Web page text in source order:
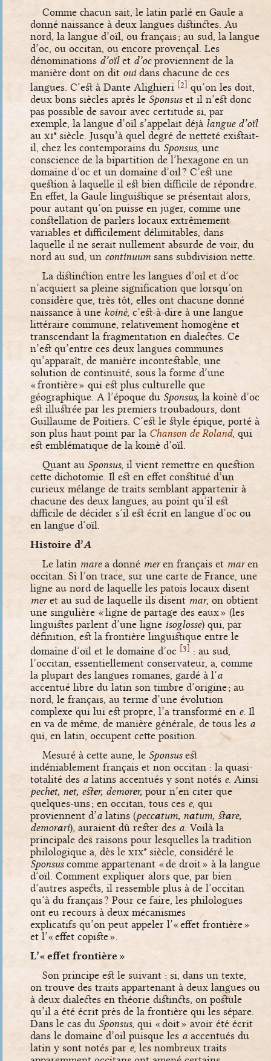
Comme chacun sait, le latin parlé en Gaule a
donné naissance à deux langues distinctes. Au
nord, la langue d’oïl, ou français ; au sud, la langue
d’oc, ou occitan, ou encore provençal. Les
dénominations d’oïlet d’ocproviennent de la
manière dont on dit ouidans chacune de ces
langues. C’est à Dante Alighieri [2] qu’on les doit,
deux bons siècles après le Sponsuset il n’est donc
pas possible de savoir avec certitude si, par
exemple, la langue d’oïl s’appelait déjà langue d’oïl
au xie siècle. Jusqu’à quel degré de netteté existait-
il, chez les contemporains du Sponsus, une
conscience de la bipartition de l’hexagone en un
domaine d’oc et un domaine d’oïl ? C’est une
question à laquelle il est bien difficile de répondre.
En effet, la Gaule linguistique se présentait alors,
pour autant qu’on puisse en juger, comme une
constellation de parlers locaux extrêmement
variables et difficilement délimitables, dans
laquelle il ne serait nullement absurde de voir, du
nord au sud, un continuum sans subdivision nette.
La distinction entre les langues d’oïl et d’oc
n’acquiert sa pleine signification que lorsqu’on
considère que, très tôt, elles ont chacune donné
naissance à une koinè, c’est-à-dire à une langue
littéraire commune, relativement homogène et
transcendant la fragmentation en dialectes. Ce
n’est qu’entre ces deux langues communes
qu’apparaît, de manière incontestable, une
solution de continuité, sous la forme d’une
« frontière » qui est plus culturelle que
géographique. A l’époque du Sponsus,la koinè d’oc
est illustrée par les premiers troubadours, dont
Guillaume de Poitiers. C’est le style épique, porté à
son plus haut point par la Chanson de Roland, qui
est emblématique de la koinè d’oïl.
Quant au Sponsus, il vient remettre en question
cette dichotomie. Il est en effet constitué d’un
curieux mélange de traits semblant appartenir à
chacune des deux langues, au point qu’il est
difficile de décider s’il est écrit en langue d’oc ou
en langue d’oïl.
Histoire d’A
Le latin marea donné meren français et maren
occitan. Si l’on trace, sur une carte de France, une
ligne au nord de laquelle les patois locaux disent
meret au sud de laquelle ils disent mar, on obtient
une singulière « ligne de partage des eaux » (les
linguistes parlent d’une ligne isoglosse) qui, par
définition, est la frontière linguistique entre le
domaine d’oïl et le domaine d’oc [3] : au sud,
l’occitan, essentiellement conservateur, a, comme
la plupart des langues romanes, gardé à l’a
accentué libre du latin son timbre d’origine ; au
nord, le français, au terme d’une évolution
complexe qui lui est propre, l’a transformé en e. Il
en va de même, de manière générale, de tous les a
qui, en latin, occupent cette position.
Mesuré à cette aune, le Sponsusest
indéniablement français et non occitan : la quasi-
totalité des a latins accentués y sont notés e. Ainsi
pechet, net, ester, demorer, pour n’en citer que
quelques-uns ; en occitan, tous ces e, qui
proviennent d’a latins (peccatum, natum, stare,
demorari), auraient dû rester des a. Voilà la
principale des raisons pour lesquelles la tradition
philologique a, dès le xixe siècle, considéré le
Sponsuscomme appartenant « de droit » à la langue
d’oïl. Comment expliquer alors que, par bien
d’autres aspects, il ressemble plus à de l’occitan
qu’à du français ? Pour ce faire, les philologues
ont eu recours à deux mécanismes
explicatifs qu’on peut appeler l’« effet frontière »
et l’« effet copiste ».
L’« effet frontière »
Son principe est le suivant : si, dans un texte,
on trouve des traits appartenant à deux langues ou
à deux dialectes en théorie distincts, on postule
qu’il a été écrit près de la frontière qui les sépare.
Dans le cas du Sponsus, qui « doit » avoir été écrit
dans le domaine d’oïl puisque les a accentués du
latin y sont notés par e, les nombreux traits